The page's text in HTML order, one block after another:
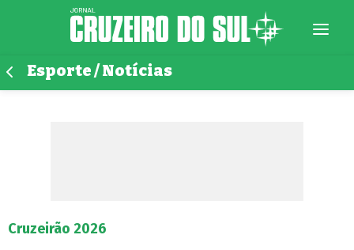
Esporte / Notícias
Cruzeirão 2026